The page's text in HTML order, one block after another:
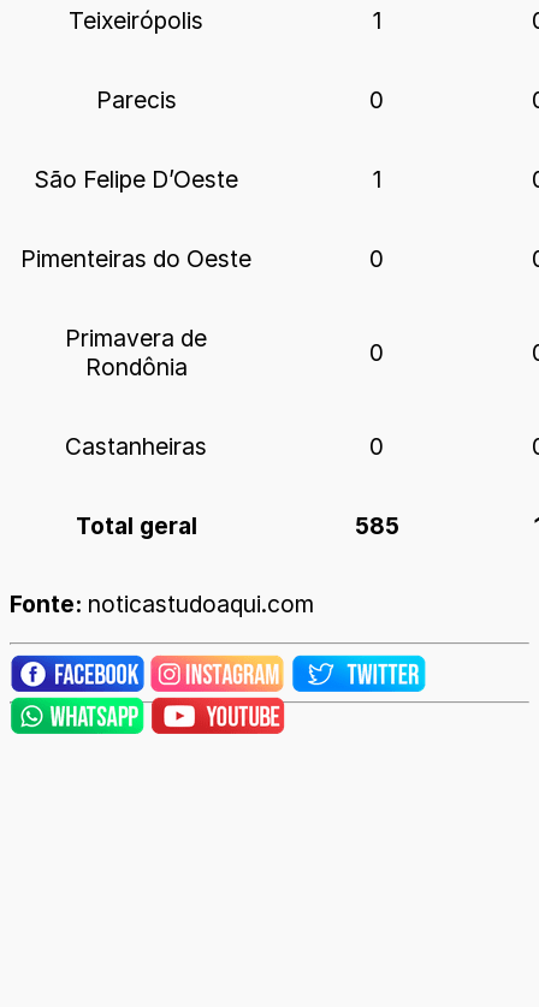
Teixeirópolis 1
Parecis 0
São Felipe D’Oeste 1
Pimenteiras do Oeste 0
Primavera de
Rondônia
0
Castanheiras 0
Total geral 585
Fonte: noticastudoaqui.com